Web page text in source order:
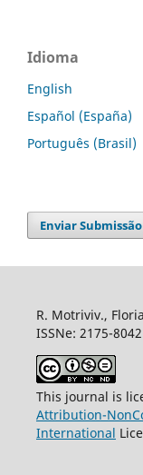
Idioma
English
Español (España)
Português (Brasil)
Enviar Submissão
R. Motriviv.,
ISSNe: 2175-
This journal is
Attribution-
International